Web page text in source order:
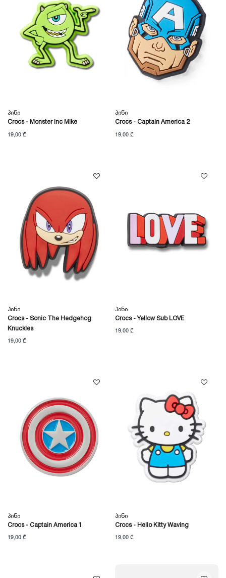
Პინი
Crocs - Monster Inc Mike
19,00 ₾
Პინი
Crocs - Captain America 2
19,00 ₾
Პინი
Crocs - Sonic The Hedgehog
Knuckles
19,00 ₾
Პინი
Crocs - Yellow Sub LOVE
19,00 ₾
Პინი
Crocs - Captain America 1
19,00 ₾
Პინი
Crocs - Hello Kitty Waving
19,00 ₾